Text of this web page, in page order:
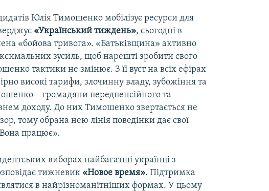
Юлія Тимошенко мобілізує ресурси для
«Український тиждень», сьогодні в
«бойова тривога». «Батьківщина» активно
зусиль, щоб нарешті зробити свого
тактики не змінює. З її вуст на всіх ефірах
високі тарифи, злочинну владу, зубожіння та
– громадяни передпенсійного та
доходу. До них Тимошенко звертається не
тому обрана нею лінія поведінки дає свої
працює».
виборах найбагатші українці з
тижневик «Новое время». Підтримка
в найрізноманітніших формах. У цьому